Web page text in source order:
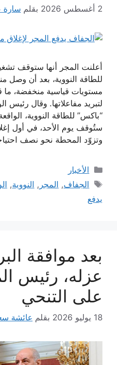
2 أغسطس 2026 بقلم سارة
أعلنت المجر أنها ستوقف
للطاقة النووية، بعد أن وصل
مستويات قياسية منخفضة، ما
لتبريد مفاعلاتها. وقال رئيس
“باكس” للطاقة النووية،
وتزوّد المحطة نحو نصف
التصنيفات
الأخبار
الوسوم
الجفاف, المجر , النووية,
يدفع
بعد موافقة
عزله، رئيس
على التنحي
18 يوليو 2026 بقلم عائشة